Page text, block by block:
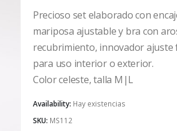
Precioso set elaborado con
mariposa ajustable y bra con
recubrimiento, innovador ajuste
para uso interior o exterior.
Color celeste, talla M|L
Availability: Hay existencias
SKU: MS112